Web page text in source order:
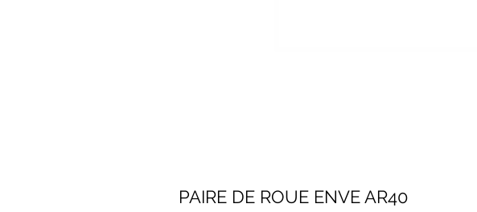
PAIRE DE ROUE ENVE AR40